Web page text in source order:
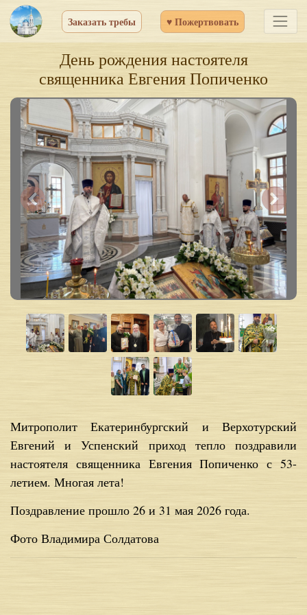
Заказать требы ♥ Пожертвовать
День рождения настоятеля
священника Евгения Попиченко
1
Митрополит Екатеринбургский и Верхотурский
Евгений и Успенский приход тепло поздравили
настоятеля священника Евгения Попиченко с 53-
летием. Многая лета!
Поздравление прошло 26 и 31 мая 2026 года.
Фото Владимира Солдатова